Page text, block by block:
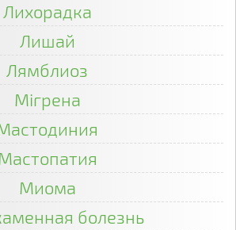
Лихорадка
Лишай
Лямблиоз
Мігрена
Миома
болезнь